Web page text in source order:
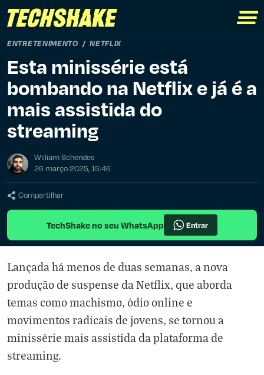
ENTRETENIMENTO NETFLIX
Esta minissérie está
bombando na Netflix e já é a
mais assistida do
streaming
William Schendes
26 março 2025, 15:46
Compartilhar
TechShake no seu WhatsApp Entrar
Lançada há menos de duas semanas, a nova
produção de suspense da Netflix, que aborda
temas como machismo, ódio online e
movimentos radicais de jovens, se tornou a
minissérie mais assistida da plataforma de
streaming.